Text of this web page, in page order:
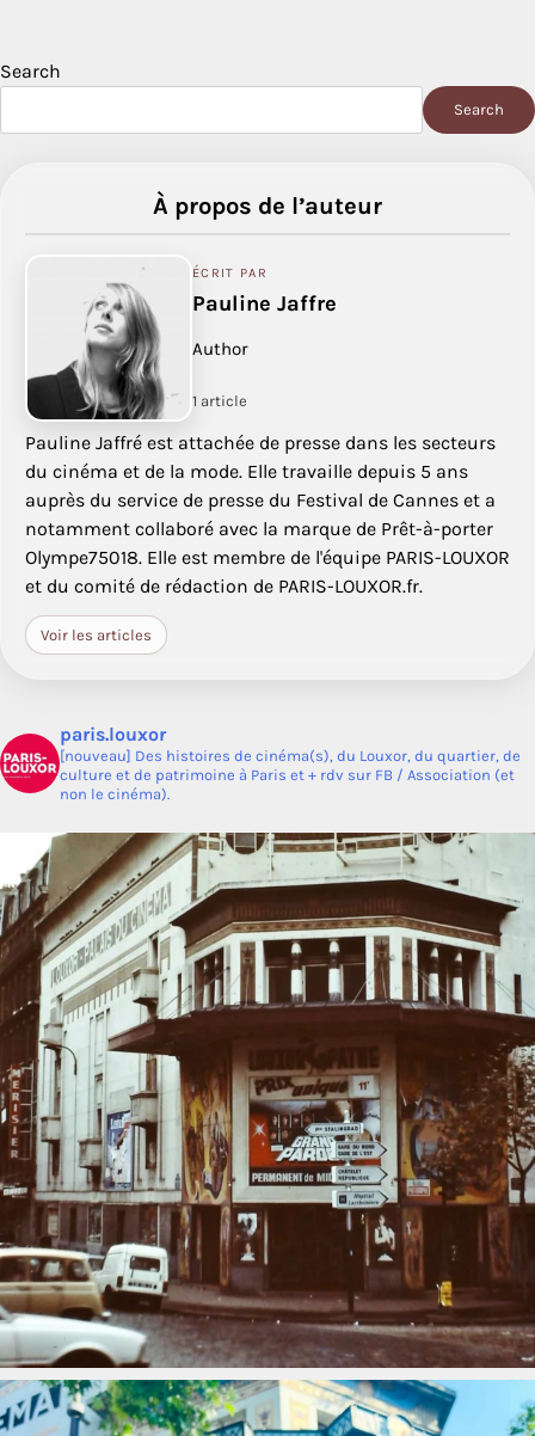
Search
Search
À propos de l’auteur
ÉCRIT PAR
Pauline Jaffre
Author
1 article
Pauline Jaffré est attachée de presse dans les secteurs
du cinéma et de la mode. Elle travaille depuis 5 ans
auprès du service de presse du Festival de Cannes et a
notamment collaboré avec la marque de Prêt-à-porter
Olympe75018. Elle est membre de l'équipe PARIS-LOUXOR
et du comité de rédaction de PARIS-LOUXOR.fr.
Voir les articles
paris.louxor
[nouveau] Des histoires de cinéma(s), du Louxor, du quartier, de
culture et de patrimoine à Paris et + rdv sur FB / Association (et
non le cinéma).